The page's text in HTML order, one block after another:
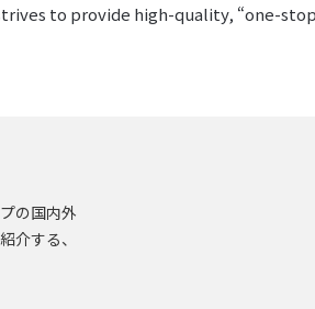
to provide high-quality, “one-
の国内外
介する、